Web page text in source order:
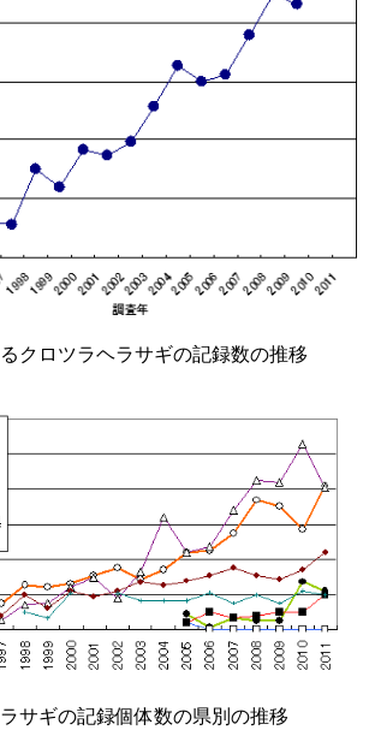
クロツラヘラサギの記録数の推移
サギの記録個体数の県別の推移